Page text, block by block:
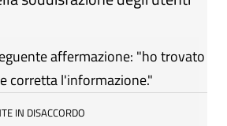
affermazione: "ho trovato
corretta l'informazione."
IN DISACCORDO